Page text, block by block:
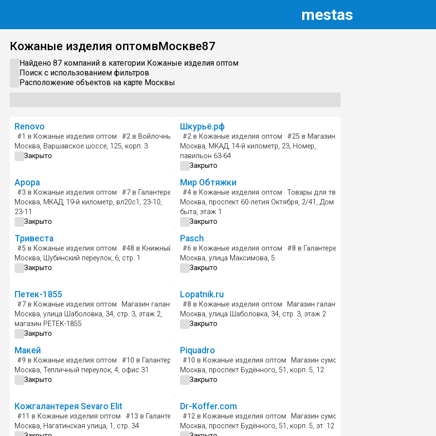
mestas
Кожаные изделия оптомвМоскве87
Найдено 87 компаний в категории Кожаные изделия оптом
Поиск с использованием фильтров
Расположение объектов на карте Москвы
Renovo
#1 в Кожаные изделия оптом #2 в Войлочные и фетровые изделия #5 в Галантерейные изделия оптом
Москва, Варшавское шоссе, 125, корп. 3
Закрыто
Шкурьё.рф
#2 в Кожаные изделия оптом #25 в Магазин кожи и меха
Москва, МКАД, 14-й километр, 23, Номер,
павильон 63-64
Закрыто
Арора
#3 в Кожаные изделия оптом #7 в Галантерейные изделия оптом Магазин галантереи и аксессуаров
Москва, МКАД, 19-й километр, вл20с1, 23-10,
23-11
Закрыто
Мир Обтяжки
#4 в Кожаные изделия оптом Товары для творчества и рукоделия
Москва, проспект 60-летия Октября, 2/41, Дом
быта, этаж 1
Закрыто
Тривеста
#5 в Кожаные изделия оптом #48 в Книжный магазин Художественная мастерская
Москва, Шубинский переулок, 6, стр. 1
Закрыто
Pasch
#6 в Кожаные изделия оптом #8 в Галантерейные изделия оптом
Москва, улица Максимова, 5
Закрыто
Петек-1855
#7 в Кожаные изделия оптом Магазин галантереи и аксессуаров
Магазин сумок и чемоданов
Москва, улица Шаболовка, 34, стр. 3, этаж 2,
магазин PETEK-1855
Закрыто
Lopatnik.ru
#8 в Кожаные изделия оптом Магазин галантереи и аксессуаров
Москва, улица Шаболовка, 34, стр. 3, этаж 2
Закрыто
Макей
#9 в Кожаные изделия оптом #10 в Галантерейные изделия оптом
Москва, Тепличный переулок, 4, офис 31
Закрыто
Piquadro
#10 в Кожаные изделия оптом Магазин сумок и чемоданов
Москва, проспект Будённого, 51, корп. 5, 12
Закрыто
Кожгалантерея Sevaro Elit
#11 в Кожаные изделия оптом #13 в Галантерейные изделия оптом Магазин галантереи и аксессуаров
Москва, Нагатинская улица, 1, стр. 34
Dr-Koffer.com
#12 в Кожаные изделия оптом Магазин сумок и чемоданов
Москва, проспект Будённого, 51, корп. 5, эт. 12